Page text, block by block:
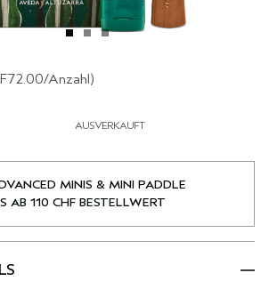
/Anzahl
AUSVERKAUFT
MINIS & MINI PADDLE
AB 110 CHF BESTELLWERT